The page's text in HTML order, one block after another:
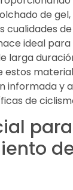
de
cualidades
ideal
larga
estos
informada y
de